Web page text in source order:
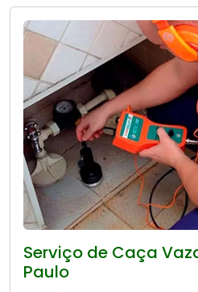
Serviço de Caça
Paulo